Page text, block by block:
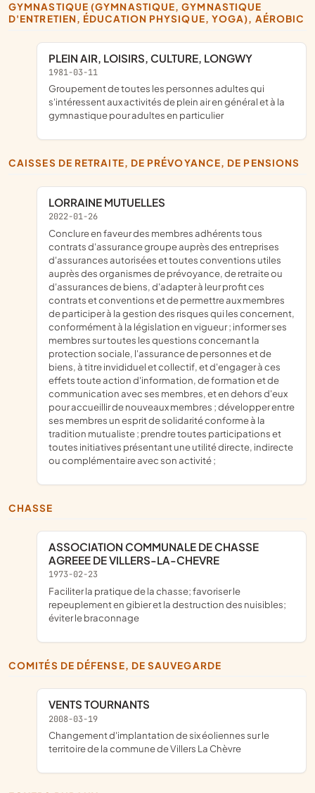
GYMNASTIQUE (GYMNASTIQUE, GYMNASTIQUE
D'ENTRETIEN, ÉDUCATION PHYSIQUE, YOGA), AÉROBIC
PLEIN AIR, LOISIRS, CULTURE, LONGWY
1981-03-11
groupement de toutes les personnes adultes qui
s'intéressent aux activités de plein air en général et à la
gymnastique pour adultes en particulier
CAISSES DE RETRAITE, DE PRÉVOYANCE, DE PENSIONS
LORRAINE MUTUELLES
2022-01-26
conclure en faveur des membres adhérents tous
contrats d'assurance groupe auprès des entreprises
d'assurances autorisées et toutes conventions utiles
auprès des organismes de prévoyance, de retraite ou
d'assurances de biens, d'adapter à leur profit ces
contrats et conventions et de permettre aux membres
de participer à la gestion des risques qui les concernent,
conformément à la législation en vigueur ; informer ses
membres sur toutes les questions concernant la
protection sociale, l'assurance de personnes et de
biens, à titre invididuel et collectif, et d'engager à ces
effets toute action d'information, de formation et de
communication avec ses membres, et en dehors d'eux
pour accueillir de nouveaux membres ; développer entre
ses membres un esprit de solidarité conforme à la
tradition mutualiste ; prendre toutes participations et
toutes initiatives présentant une utilité directe, indirecte
ou complémentaire avec son activité ;
CHASSE
ASSOCIATION COMMUNALE DE CHASSE
AGREEE DE VILLERS-LA-CHEVRE
1973-02-23
faciliter la pratique de la chasse; favoriser le
repeuplement en gibier et la destruction des nuisibles;
éviter le braconnage
COMITÉS DE DÉFENSE, DE SAUVEGARDE
VENTS TOURNANTS
2008-03-19
changement d'implantation de six éoliennes sur le
territoire de la commune de Villers La Chèvre